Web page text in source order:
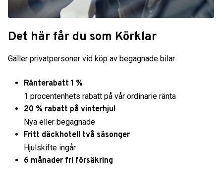
Det här får du som Körklar
Gäller privatpersoner vid köp av begagnade bilar.
Ränterabatt 1 %
1 procentenhets rabatt på vår ordinarie ränta
20 % rabatt på vinterhjul
Nya eller begagnade
Fritt däckhotell två säsonger
Hjulskifte ingår
6 månader fri försäkring